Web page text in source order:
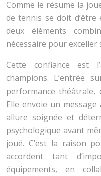
Comme le résume la
de tennis se doit
deux éléments
nécessaire pour exceller
Cette confiance est
champions. L’entrée
performance
Elle envoie un message
allure soignée et
psychologique avant
joué. C’est la raison
accordent tant
équipements, en